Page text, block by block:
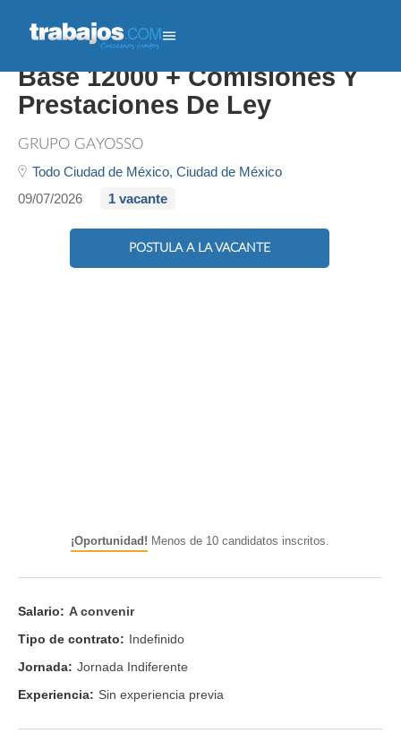
Agente De Ventas - Sueldo
Base 12000 + Comisiones Y
Prestaciones De Ley
GRUPO GAYOSSO
Todo Ciudad de México, Ciudad de México
09/07/2026
1 vacante
POSTULA A LA VACANTE
¡Oportunidad! Menos de 10 candidatos inscritos.
Salario: A convenir
Tipo de contrato: Indefinido
Jornada: Jornada Indiferente
Experiencia: Sin experiencia previa